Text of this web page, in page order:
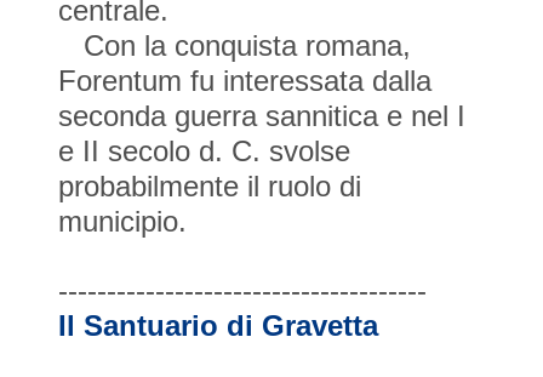
centrale.
Con la conquista romana,
Forentum fu interessata dalla
seconda guerra sannitica e nel I
e II secolo d. C. svolse
probabilmente il ruolo di
municipio.
--------------------------------------
Il Santuario di Gravetta